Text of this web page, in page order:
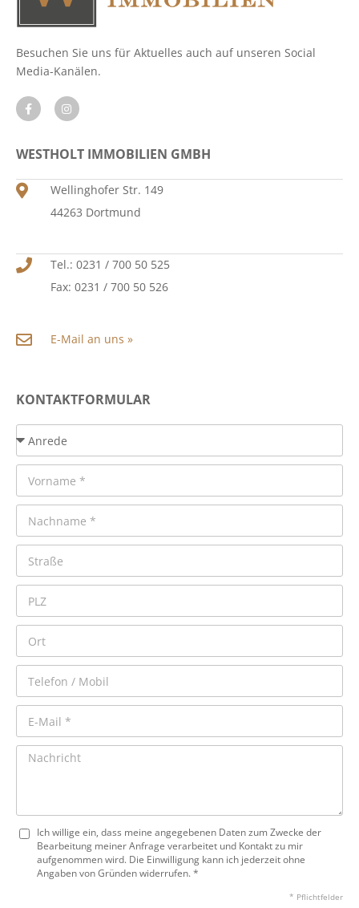
Besuchen Sie uns für Aktuelles auch auf unseren Social
Media-Kanälen.
WESTHOLT IMMOBILIEN GMBH
Wellinghofer Str. 149
44263 Dortmund
Tel.: 0231 / 700 50 525
Fax: 0231 / 700 50 526
E-Mail an uns »
KONTAKTFORMULAR
Ich willige ein, dass meine angegebenen Daten zum Zwecke der
Bearbeitung meiner Anfrage verarbeitet und Kontakt zu mir
aufgenommen wird. Die Einwilligung kann ich jederzeit ohne
Angaben von Gründen widerrufen. *
* Pflichtfelder